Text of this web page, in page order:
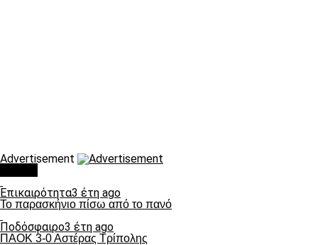
Advertisement
Επικαιρότητα3 έτη ago
Το παρασκήνιο πίσω από το πανό
Ποδόσφαιρο3 έτη ago
ΠΑΟΚ 3-0 Αστέρας Τρίπολης